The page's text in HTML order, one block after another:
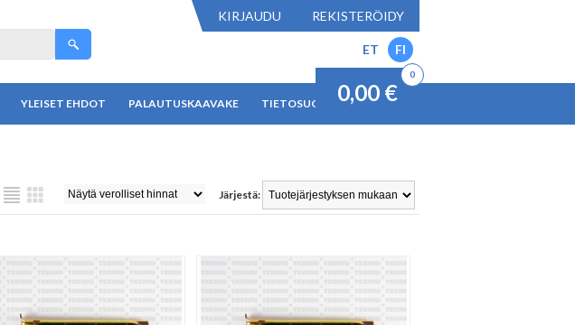
KIRJAUDU REKISTERÖIDY
ET FI
0,00 €
0
YLEISET EHDOT PALAUTUSKAAVAKE TIETOSUOJAKÄYTÄNTÖ
Järjestä: